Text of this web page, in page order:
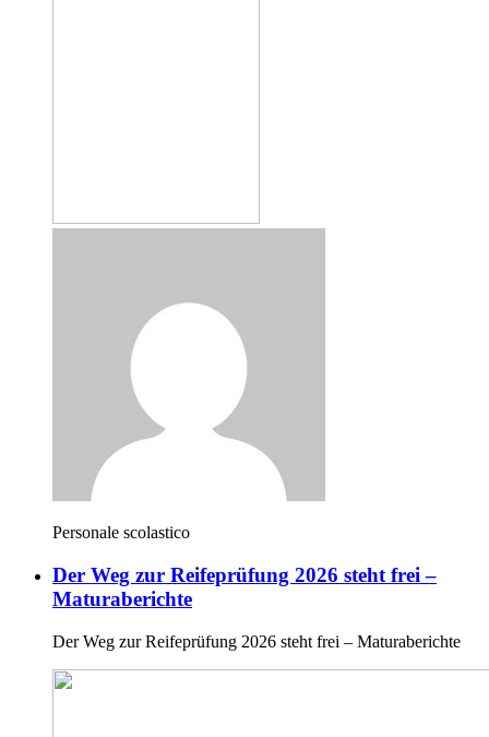
Personale scolastico
Der Weg zur Reifeprüfung 2026 steht frei –
Maturaberichte
Der Weg zur Reifeprüfung 2026 steht frei – Maturaberichte